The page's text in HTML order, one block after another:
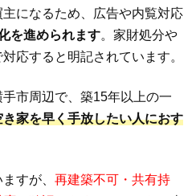
になるため、広告や内覧対応
を進められます。家財処分や
応すると明記されています。
市周辺で、築15年以上の一
家を早く手放したい人におす
すが、 再建築不可・共有持